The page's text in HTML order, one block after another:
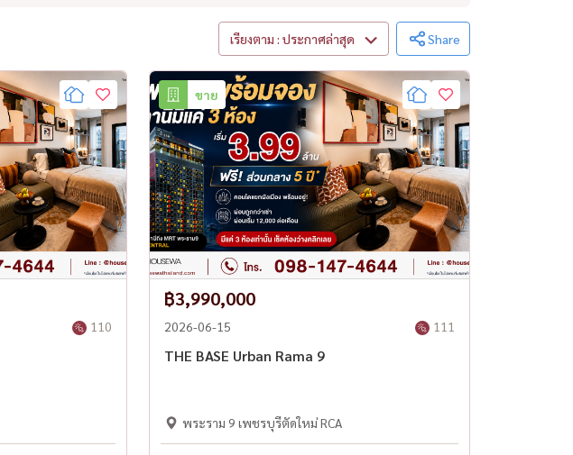
เรียงตาม : ประกาศล่าสุด Share
110
ขาย
฿3,990,000
2026-06-15 111
THE BASE Urban Rama 9
พระราม 9 เพชรบุรีตัดใหม่ RCA